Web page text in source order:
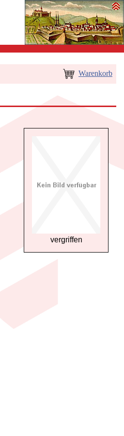
Warenkorb
vergriffen